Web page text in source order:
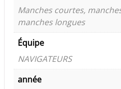
Manches courtes,
manches longues
Équipe
NAVIGATEURS
année